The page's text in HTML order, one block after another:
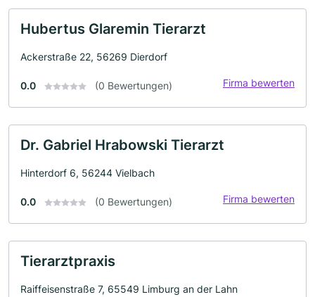
Hubertus Glaremin Tierarzt
Ackerstraße 22, 56269 Dierdorf
0.0 (0 Bewertungen) Firma bewerten
Dr. Gabriel Hrabowski Tierarzt
Hinterdorf 6, 56244 Vielbach
0.0 (0 Bewertungen) Firma bewerten
Tierarztpraxis
Raiffeisenstraße 7, 65549 Limburg an der Lahn